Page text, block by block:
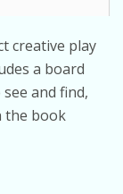
creative play
a board
and find,
the book